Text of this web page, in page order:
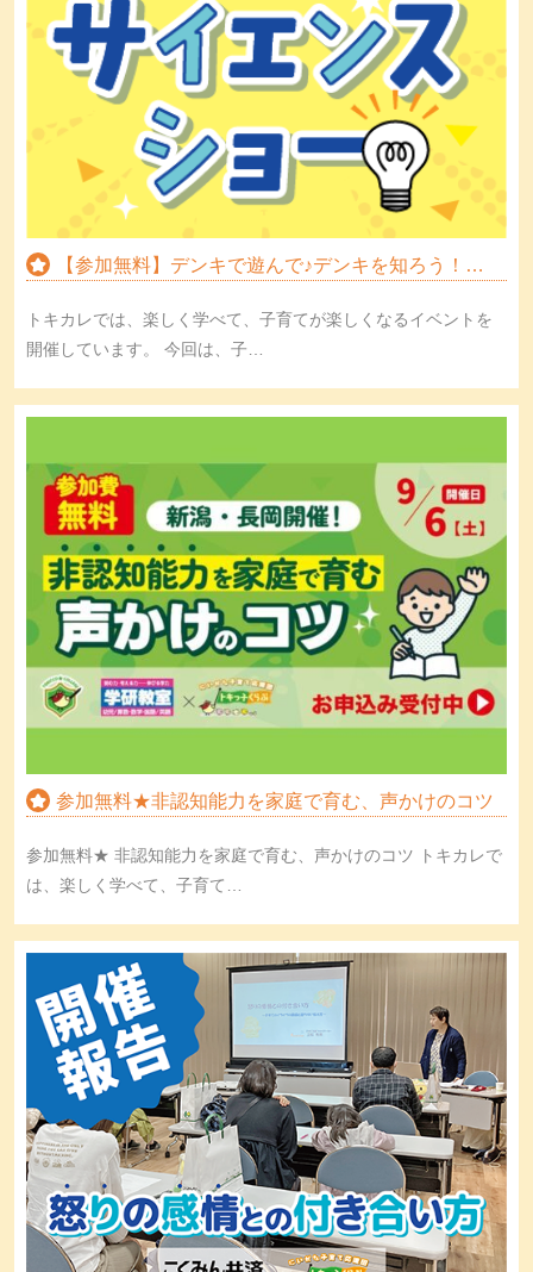
【参加無料】デンキで遊んで♪デンキを知ろう！サ…
トキカレでは、楽しく学べて、子育てが楽しくなるイベントを
開催しています。 今回は、子…
参加無料★非認知能力を家庭で育む、声かけのコツ
参加無料★ 非認知能力を家庭で育む、声かけのコツ トキカレで
は、楽しく学べて、子育て…